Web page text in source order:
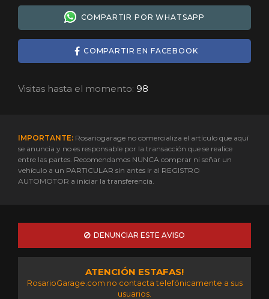
COMPARTIR POR WHATSAPP
COMPARTIR EN FACEBOOK
Visitas hasta el momento: 98
IMPORTANTE: Rosariogarage no comercializa el artículo que aquí
se anuncia y no es responsable por la transacción que se realice
entre las partes. Recomendamos NUNCA comprar ni señar un
vehículo a un PARTICULAR sin antes ir al REGISTRO
AUTOMOTOR a iniciar la transferencia.
DENUNCIAR ESTE AVISO
ATENCIÓN ESTAFAS!
RosarioGarage.com no contacta telefónicamente a sus
usuarios.